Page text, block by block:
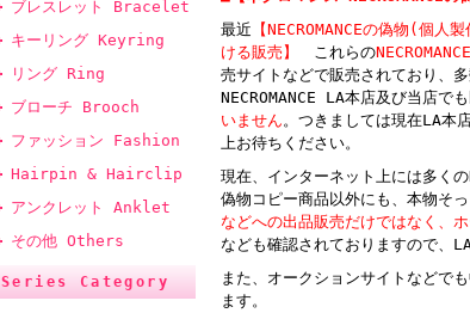
ブレスレット Bracelet
キーリング Keyring
リング Ring
ブローチ Brooch
ファッション Fashion
Hairpin & Hairclip
アンクレット Anklet
その他 Others
Series Category
最近 【NECROMANCEの偽物(個人
ける販売】 これらの
売サイトなどで販売されており、
NECROMANCE LA本店及び当店で
いません。つきましては現在LA本
上お待ちください。
現在、インターネット上には多く
偽物コピー商品以外にも、本物そ
などへの出品販売だけではなく、
なども確認されておりますので、
また、オークションサイトなどで
ます。